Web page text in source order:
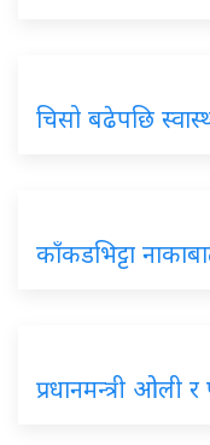
चिसो बढेपछि
काँकडभिट्टा
प्रधानमन्त्री ओली र